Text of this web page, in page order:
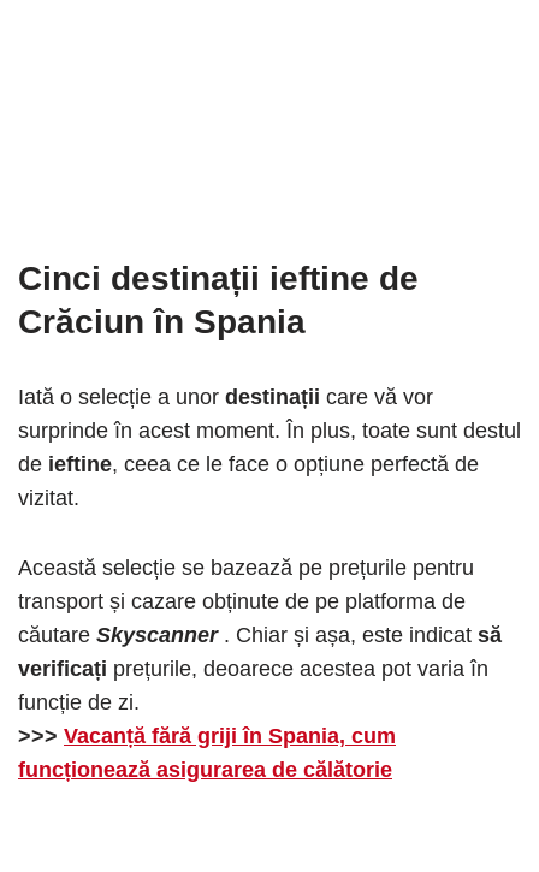
Cinci destinații ieftine de
Crăciun în Spania
Iată o selecție a unor destinații care vă vor
surprinde în acest moment. În plus, toate sunt destul
de ieftine, ceea ce le face o opțiune perfectă de
vizitat.
Această selecție se bazează pe prețurile pentru
transport și cazare obținute de pe platforma de
căutare Skyscanner. Chiar și așa, este indicat să
verificați prețurile, deoarece acestea pot varia în
funcție de zi.
>>> Vacanță fără griji în Spania, cum
funcționează asigurarea de călătorie